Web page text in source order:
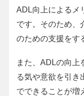
ADL向上によるメ
です。そのため、
のための支援をす
また、ADLの向上
る気や意欲を引き
でできることが増